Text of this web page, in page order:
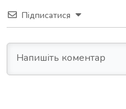
Підписатися